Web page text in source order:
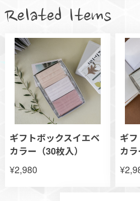
Related Items
ギフトボックスイエベ
カラー（30枚入）
¥2,980
ギ
カラ